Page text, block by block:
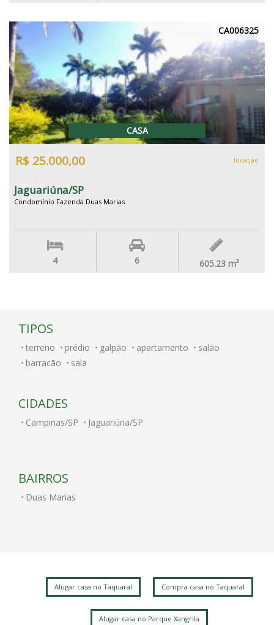
CA006325
CASA
R$ 25.000,00 locação
Jaguariúna/SP
Condomínio Fazenda Duas Marias
4 6 605.23 m²
TIPOS
terreno prédio galpão apartamento
salão
barracão
sala
CIDADES
Campinas/SP Jaguariúna/SP
BAIRROS
Duas Marias
Alugar casa no Taquaral Compra casa no Taquaral
Alugar casa no Parque Xangrila